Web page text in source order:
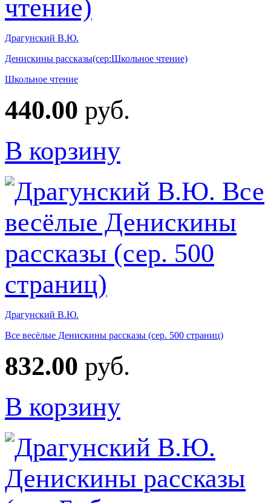
Драгунский В.Ю.
Денискины рассказы(сер:Школьное чтение)
Школьное чтение
440.00 руб.
В корзину
Драгунский В.Ю.
Все весёлые Денискины рассказы (сер. 500 страниц)
832.00 руб.
В корзину